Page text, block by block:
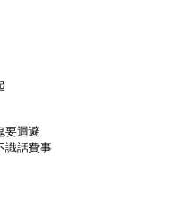
迴避
話費事